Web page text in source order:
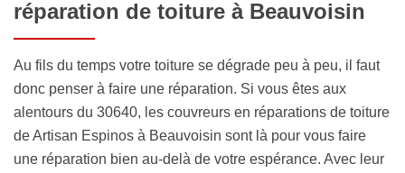
réparation de toiture à Beauvoisin
Au fils du temps votre toiture se dégrade peu à peu, il faut
donc penser à faire une réparation. Si vous êtes aux
alentours du 30640, les couvreurs en réparations de toiture
de Artisan Espinos à Beauvoisin sont là pour vous faire
une réparation bien au-delà de votre espérance. Avec leur